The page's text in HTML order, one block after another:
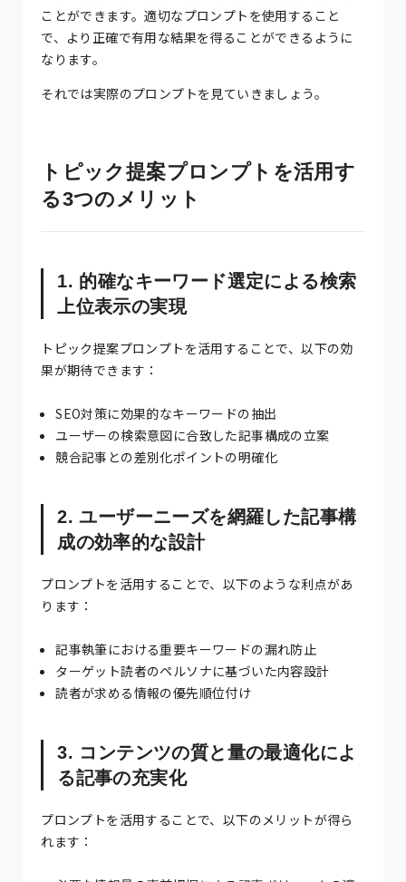
ことができます。適切なプロンプトを使用すること
で、より正確で有用な結果を得ることができるように
なります。
それでは実際のプロンプトを見ていきましょう。
トピック提案プロンプトを活用す
る3つのメリット
1. 的確なキーワード選定による検索
上位表示の実現
トピック提案プロンプトを活用することで、以下の効
果が期待できます：
SEO対策に効果的なキーワードの抽出
ユーザーの検索意図に合致した記事構成の立案
競合記事との差別化ポイントの明確化
2. ユーザーニーズを網羅した記事構
成の効率的な設計
プロンプトを活用することで、以下のような利点があ
ります：
記事執筆における重要キーワードの漏れ防止
ターゲット読者のペルソナに基づいた内容設計
読者が求める情報の優先順位付け
3. コンテンツの質と量の最適化によ
る記事の充実化
プロンプトを活用することで、以下のメリットが得ら
れます：